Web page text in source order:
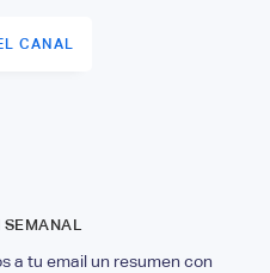
CANAL
SEMANAL
a tu email un resumen con